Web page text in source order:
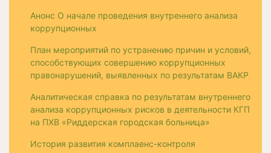
Анонс О начале проведения внутреннего анализа
коррупционных
План мероприятий по устранению причин и условий,
способствующих совершению коррупционных
правонарушений, выявленных по результатам ВАКР
Аналитическая справка по результатам внутреннего
анализа коррупционных рисков в деятельности КГП
на ПХВ «Риддерская городская больница»
История развития комплаенс-контроля